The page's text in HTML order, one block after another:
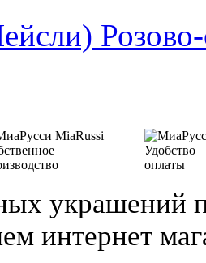
Удобство
оплаты
украшений
интернет